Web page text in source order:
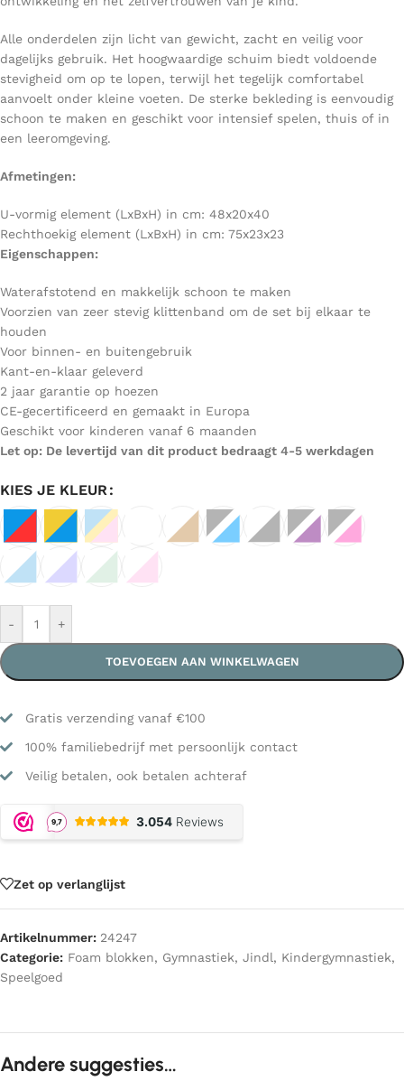
Alle onderdelen zijn licht van gewicht, zacht en veilig voor
dagelijks gebruik. Het hoogwaardige schuim biedt voldoende
stevigheid om op te lopen, terwijl het tegelijk comfortabel
aanvoelt onder kleine voeten. De sterke bekleding is eenvoudig
schoon te maken en geschikt voor intensief spelen, thuis of in
een leeromgeving.
Afmetingen:
U-vormig element (LxBxH) in cm: 48x20x40
Rechthoekig element (LxBxH) in cm: 75x23x23
Eigenschappen:
Waterafstotend en makkelijk schoon te maken
Voorzien van zeer stevig klittenband om de set bij elkaar te
houden
Voor binnen- en buitengebruik
Kant-en-klaar geleverd
2 jaar garantie op hoezen
CE-gecertificeerd en gemaakt in Europa
Geschikt voor kinderen vanaf 6 maanden
Let op: De levertijd van dit product bedraagt 4-5 werkdagen
KIES JE KLEUR
- +
TOEVOEGEN AAN WINKELWAGEN
Gratis verzending vanaf €100
100% familiebedrijf met persoonlijk contact
Veilig betalen, ook betalen achteraf
Zet op verlanglijst
Artikelnummer: 24247
Categorie: Foam blokken, Gymnastiek, Jindl, Kindergymnastiek,
Speelgoed
Andere suggesties…